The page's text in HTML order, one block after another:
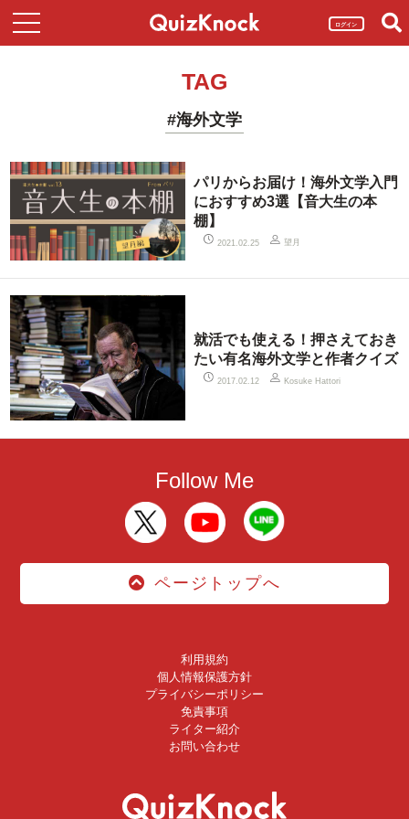
ログイン
TAG
#海外文学
パリからお届け！海外文学入門
におすすめ3選【音大生の本
棚】
2021.02.25 望月
就活でも使える！押さえておき
たい有名海外文学と作者クイズ
2017.02.12 Kosuke Hattori
Follow Me
ページトップへ
利用規約
個人情報保護方針
プライバシーポリシー
免責事項
ライター紹介
お問い合わせ